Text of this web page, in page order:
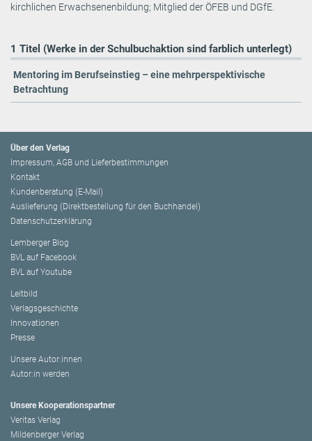
kirchlichen Erwachsenenbildung; Mitglied der ÖFEB und DGfE.
1 Titel (Werke in der Schulbuchaktion sind farblich unterlegt)
Mentoring im Berufseinstieg – eine mehrperspektivische
Betrachtung
Über den Verlag
Impressum, AGB und Lieferbestimmungen
Kontakt
Kundenberatung (E-Mail)
Auslieferung (Direktbestellung für den Buchhandel)
Datenschutzerklärung
Lemberger Blog
BVL auf Facebook
BVL auf Youtube
Leitbild
Verlagsgeschichte
Innovationen
Presse
Unsere Autor:innen
Autor:in werden
Unsere Kooperationspartner
Veritas Verlag
Mildenberger Verlag